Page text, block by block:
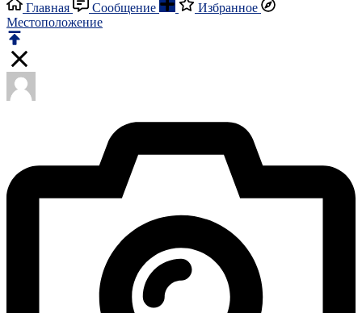
Главная
Сообщение
Избранное
Местоположение